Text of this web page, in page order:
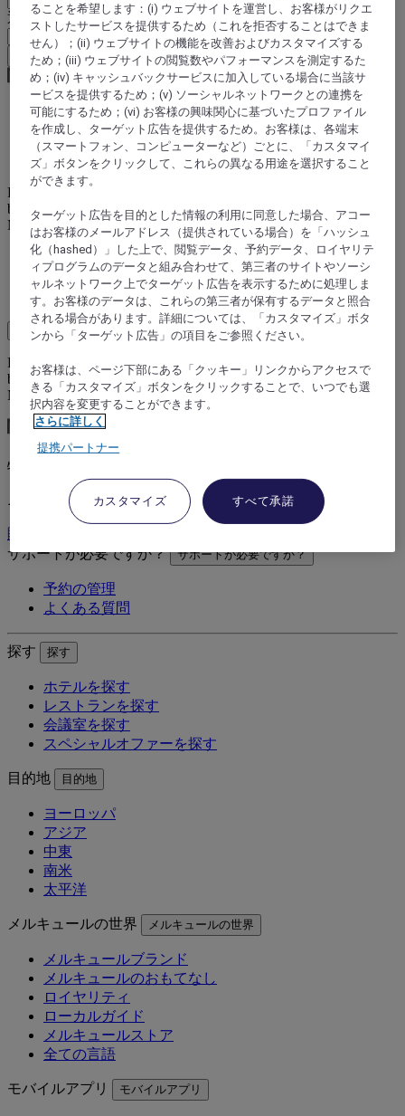
通貨
通貨を確定
World
Asia
Philippines
Prepare your stay with ease and in complete confidence when
booking your next holiday, seminar or meeting room, and discover
Mercure hotels.
セブ市
Load More See more items
Prepare your stay with ease and in complete confidence when
booking your next holiday, seminar or meeting room, and discover
Mercure hotels.
特別オファーをご利用ください
ニュースレターに登録して、最新オファーをご覧ください
購読
サポートが必要ですか？
サポートが必要ですか？
予約の管理
よくある質問
探す 探す
ホテルを探す
レストランを探す
会議室を探す
スペシャルオファーを探す
目的地 目的地
ヨーロッパ
アジア
中東
南米
太平洋
メルキュールの世界 メルキュールの世界
メルキュールブランド
メルキュールのおもてなし
ロイヤリティ
ローカルガイド
メルキュールストア
全ての言語
モバイルアプリ モバイルアプリ
ることを希望します：(i) ウェブサイトを運営し、お客様がリクエ
ストしたサービスを提供するため（これを拒否することはできま
せん）；(ii) ウェブサイトの機能を改善およびカスタマイズする
ため；(iii) ウェブサイトの閲覧数やパフォーマンスを測定するた
め；(iv) キャッシュバックサービスに加入している場合に当該サ
ービスを提供するため；(v) ソーシャルネットワークとの連携を
可能にするため；(vi) お客様の興味関心に基づいたプロファイル
を作成し、ターゲット広告を提供するため。お客様は、各端末
（スマートフォン、コンピューターなど）ごとに、「カスタマイ
ズ」ボタンをクリックして、これらの異なる用途を選択すること
ができます。
ターゲット広告を目的とした情報の利用に同意した場合、アコー
はお客様のメールアドレス（提供されている場合）を「ハッシュ
化（hashed）」した上で、閲覧データ、予約データ、ロイヤリテ
ィプログラムのデータと組み合わせて、第三者のサイトやソーシ
ャルネットワーク上でターゲット広告を表示するために処理しま
す。お客様のデータは、これらの第三者が保有するデータと照合
される場合があります。詳細については、「カスタマイズ」ボタ
ンから「ターゲット広告」の項目をご参照ください。
お客様は、ページ下部にある「クッキー」リンクからアクセスで
きる「カスタマイズ」ボタンをクリックすることで、いつでも選
択内容を変更することができます。
さらに詳しく
提携パートナー
カスタマイズ すべて承諾